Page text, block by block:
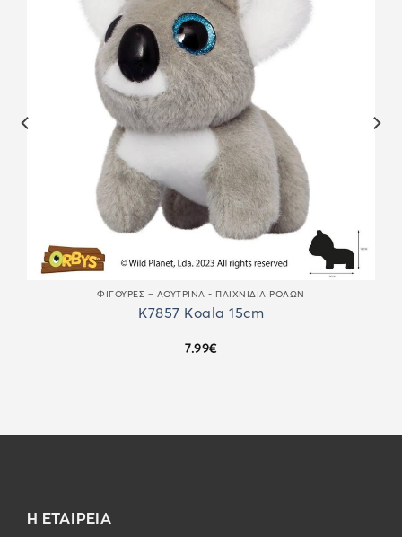
ΦΙΓΟΎΡΕΣ – ΛΟΎΤΡΙΝΑ - ΠΑΙΧΝΊΔΙΑ ΡΌΛΩΝ
K7857 Koala 15cm
7.99€
Η ΕΤΑΙΡΕΙΑ